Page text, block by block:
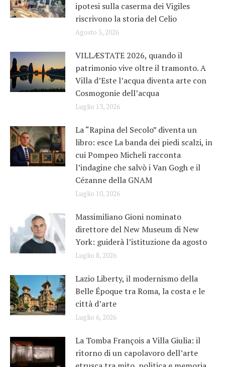
ipotesi sulla caserma dei Vigiles
riscrivono la storia del Celio
Agosto 5, 2026
VILLÆSTATE 2026, quando il
patrimonio vive oltre il tramonto. A
Villa d’Este l’acqua diventa arte con
Cosmogonie dell’acqua
Luglio 13, 2026
La “Rapina del Secolo” diventa un
libro: esce La banda dei piedi scalzi, in
cui Pompeo Micheli racconta
l’indagine che salvò i Van Gogh e il
Cézanne della GNAM
Luglio 10, 2026
Massimiliano Gioni nominato
direttore del New Museum di New
York: guiderà l’istituzione da agosto
Luglio 8, 2026
Lazio Liberty, il modernismo della
Belle Époque tra Roma, la costa e le
città d’arte
Luglio 6, 2026
La Tomba François a Villa Giulia: il
ritorno di un capolavoro dell’arte